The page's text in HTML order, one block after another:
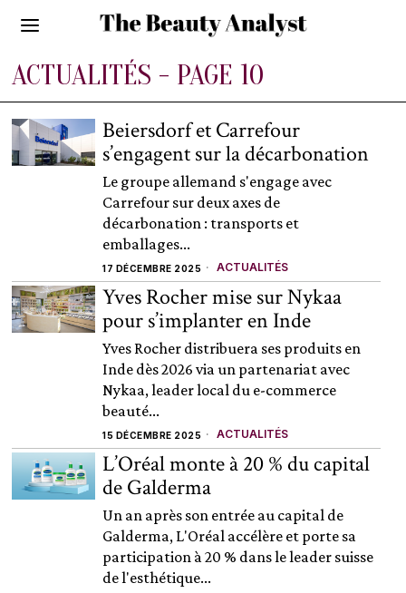
ACTUALITÉS - PAGE 10
Beiersdorf et Carrefour
s’engagent sur la décarbonation
Le groupe allemand s'engage avec
Carrefour sur deux axes de
décarbonation : transports et
emballages...
17 DÉCEMBRE 2025 ACTUALITÉS
Yves Rocher mise sur Nykaa
pour s’implanter en Inde
Yves Rocher distribuera ses produits en
Inde dès 2026 via un partenariat avec
Nykaa, leader local du e-commerce
beauté...
15 DÉCEMBRE 2025 ACTUALITÉS
L’Oréal monte à 20 % du capital
de Galderma
Un an après son entrée au capital de
Galderma, L'Oréal accélère et porte sa
participation à 20 % dans le leader suisse
de l'esthétique...